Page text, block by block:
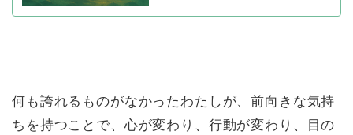
何も誇れるものがなかったわたしが、前向きな気持
ちを持つことで、心が変わり、行動が変わり、目の